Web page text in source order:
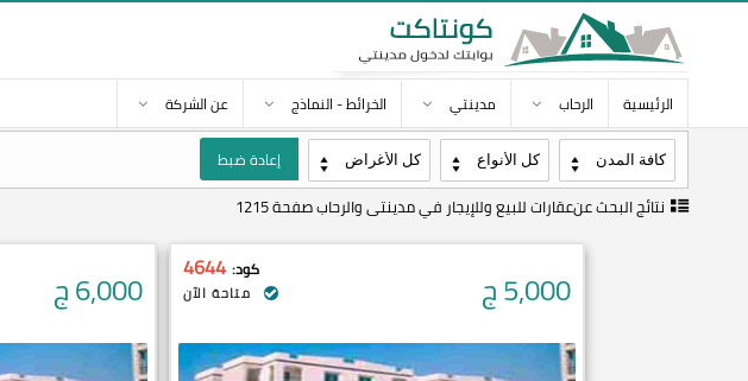
الرئيسية الرحاب مدينتي الخرائط - النماذج عن الشركة
إعادة ضبط
نتائج البحث عنعقارات للبيع وللإيجار في مدينتى والرحاب صفحة 1215
5,000ج كود: 4644
متاحة الآن 6,000ج